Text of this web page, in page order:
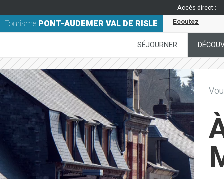
Accès direct :
Tourisme PONT-AUDEMER VAL DE RISLE Ecoutez
SÉJOURNER